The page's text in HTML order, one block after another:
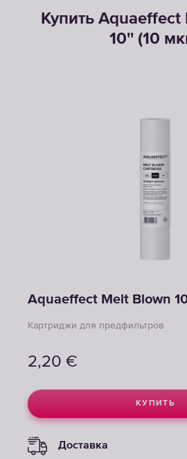
Купить
10'' (10
Aquaeffect Melt Blown
Картриджи для предфильтров
2,20 €
КУПИТЬ
Доставка